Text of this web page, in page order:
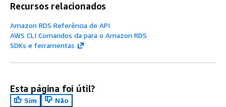
Recursos relacionados
Amazon RDS Referência de API
AWS CLI Comandos da para o Amazon RDS
SDKs e ferramentas
Esta página foi útil?
Sim
Não